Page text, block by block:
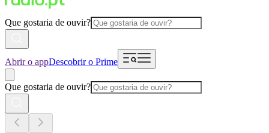
Que gostaria de ouvir?
Abrir o appDescobrir o Prime
Que gostaria de ouvir?